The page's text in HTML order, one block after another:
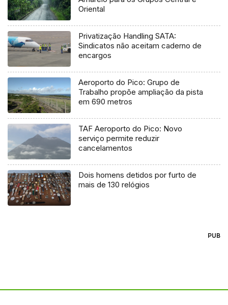
Oriental
Privatização Handling SATA:
Sindicatos não aceitam caderno de
encargos
Aeroporto do Pico: Grupo de
Trabalho propõe ampliação da pista
em 690 metros
TAF Aeroporto do Pico: Novo
serviço permite reduzir
cancelamentos
Dois homens detidos por furto de
mais de 130 relógios
PUB